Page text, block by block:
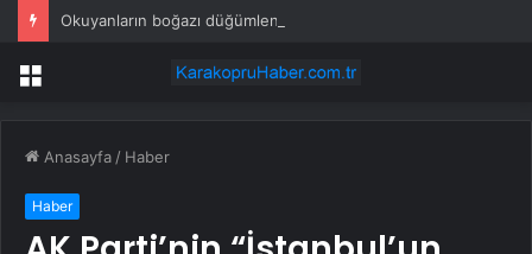
Menü
Anasayfa / Haber
Haber